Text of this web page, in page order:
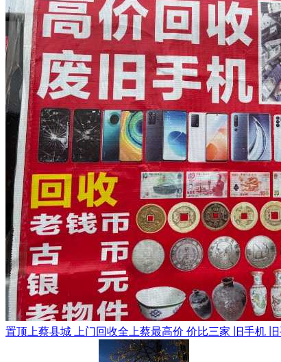
置顶 上蔡县城 上门回收全上蔡最高价 价比三家 旧手机